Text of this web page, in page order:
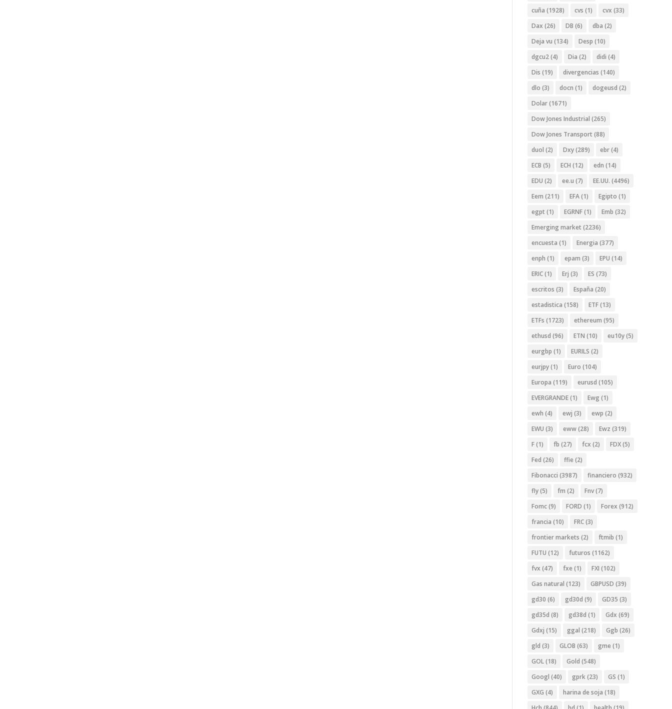
cuña (1928) cvs (1) cvx (33)
Dax (26) DB (6) dba (2)
Deja vu (134) Desp (10)
dgcu2(4) Dia (2) didi (4)
Dis (19) divergencias (140)
dlo (3) docn (1) dogeusd (2)
Dolar(1671)
Dow Jones Industrial (265)
Dow Jones Transport (88)
duol (2) Dxy(289) ebr(4)
ECB (5) ECH (12) edn (14)
EDU (2) ee.u (7) EE.UU. (4496)
Eem (211) EFA(1) Egipto (1)
egpt (1) EGRNF(1) Emb (32)
Emerging market (2236)
encuesta (1) Energia (377)
enph (1) epam (3) EPU (14)
ERIC(1) Erj (3) ES (73)
escritos (3) España (20)
estadistica (158) ETF(13)
ETFs (1723) ethereum (95)
ethusd (96) ETN (10) eu10y(5)
eurgbp (1) EURILS (2)
eurjpy(1) Euro (104)
Europa (119) eurusd (105)
EVERGRANDE(1) Ewg (1)
ewh (4) ewj (3) ewp (2)
EWU (3) eww(28) Ewz (319)
F(1) fb (27) fcx (2) FDX(5)
Fed (26) ffie (2)
Fibonacci (3987) financiero (932)
fly(5) fm (2) Fnv(7)
Fomc(9) FORD (1) Forex (912)
francia (10) FRC(3)
frontier markets (2) ftmib (1)
FUTU (12) futuros (1162)
fvx (47) fxe (1) FXI (102)
Gas natural (123) GBPUSD (39)
gd30 (6) gd30d (9) GD35 (3)
gd35d (8) gd38d (1) Gdx (69)
Gdxj (15) ggal (218) Ggb (26)
gld (3) GLOB (63) gme (1)
GOL(18) Gold (548)
Googl (40) gprk(23) GS (1)
GXG (4) harina de soja (18)